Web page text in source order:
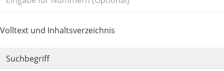
Volltext und Inhaltsverzeichnis
Suchbegriff